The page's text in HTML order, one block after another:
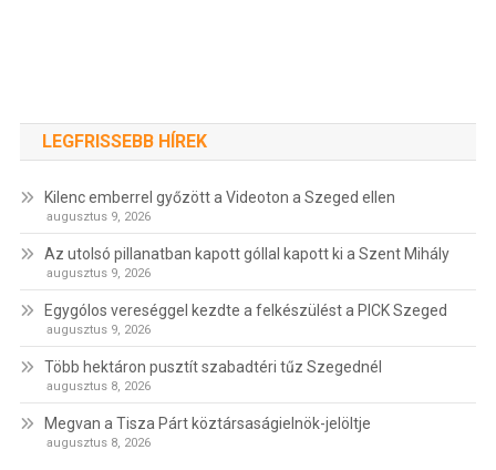
LEGFRISSEBB HÍREK
Kilenc emberrel győzött a Videoton a Szeged ellen
augusztus 9, 2026
Az utolsó pillanatban kapott góllal kapott ki a Szent Mihály
augusztus 9, 2026
Egygólos vereséggel kezdte a felkészülést a PICK Szeged
augusztus 9, 2026
Több hektáron pusztít szabadtéri tűz Szegednél
augusztus 8, 2026
Megvan a Tisza Párt köztársaságielnök-jelöltje
augusztus 8, 2026